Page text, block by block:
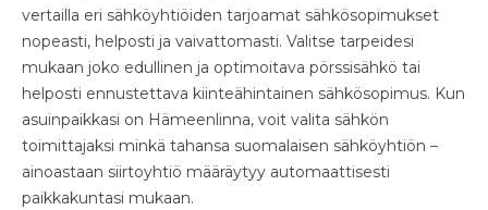
vertailla eri sähköyhtiöiden tarjoamat sähkösopimukset
nopeasti, helposti ja vaivattomasti. Valitse tarpeidesi
mukaan joko edullinen ja optimoitava pörssisähkö tai
helposti ennustettava kiinteähintainen sähkösopimus. Kun
asuinpaikkasi on Hämeenlinna, voit valita sähkön
toimittajaksi minkä tahansa suomalaisen sähköyhtiön –
ainoastaan siirtoyhtiö määräytyy automaattisesti
paikkakuntasi mukaan.